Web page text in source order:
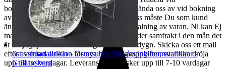
bokningstillfället är den vi kommer att använda oss av vid bokning
av frakt. Ska varan skickas till annan adress måste Du som kund
ändra adressen i er Traderaprofil innan betalning av varan. Ni kan Ej
maila nya adressuppgifter till oss. Vi erbjuder samfrakt i den mån det
är möjligt på auktioner som går ut samma dygn. Skicka oss ett mail
efter avslutad auktion för nya betalningsuppgifter, svar kan dröja
upp till tre vardagar. Leverans av vara sker upp till 7-10 vardagar
6st samlartallrikar - Östersunds 200-års jubileumstallrikar -
Gustavsberg